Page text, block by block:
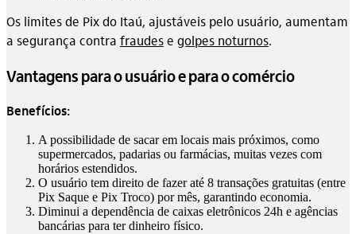
Os limites de Pix do Itaú, ajustáveis pelo usuário, aumentam
a segurança contra fraudese golpes noturnos.
Vantagens para o usuário e para o comércio
Benefícios:
A possibilidade de sacar em locais mais próximos, como
supermercados, padarias ou farmácias, muitas vezes com
horários estendidos.
O usuário tem direito de fazer até 8 transações gratuitas (entre
Pix Saque e Pix Troco) por mês, garantindo economia.
Diminui a dependência de caixas eletrônicos 24h e agências
bancárias para ter dinheiro físico.